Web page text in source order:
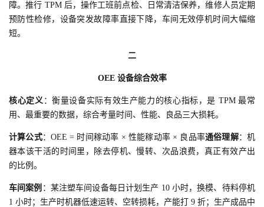
障。推行 TPM 后，操作工班前点检、日常清洁保养，维修人员定期
预防性检修，设备突发故障率直接下降，车间无效停机时间大幅缩
短。
二
OEE 设备综合效率
核心定义 ：衡量设备实际有效生产能力的核心指标，是 TPM 最常
用、最重要的数据，综合考量时间、性能、良品三大损耗。
计算公式：OEE = 时间稼动率 × 性能稼动率 × 良品率通俗理解：机
器本该干活的时间里，除去停机、慢转、次品浪费，真正有效产出
的比例。
车间案例 ：某注塑车间设备每日计划生产 10 小时，换模、待料停机
1 小时；生产时机器低速运转、空转损耗，产能打 9 折；生产成品中